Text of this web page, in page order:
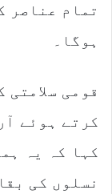
تمام عناصر
ہوگا۔
قومی
کرتے ہوئے
کہا کہ یہ
نسلوں کی